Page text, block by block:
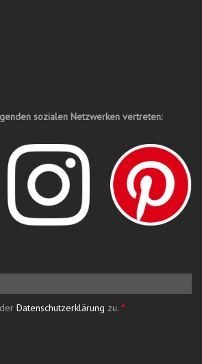
sozialen Netzwerken vertreten:
Datenschutzerklärung zu. *